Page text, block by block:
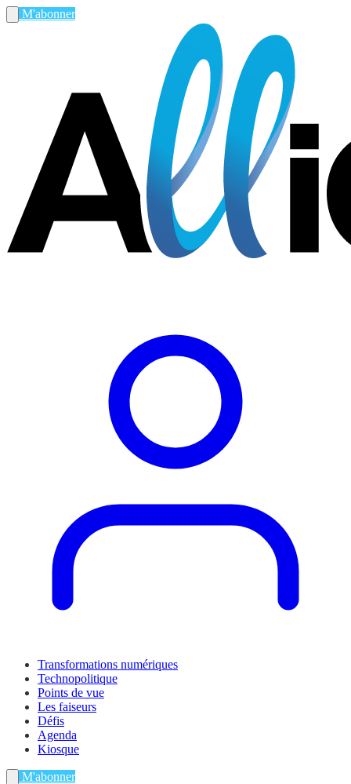
M'abonner
Transformations numériques
Technopolitique
Points de vue
Les faiseurs
Défis
Agenda
Kiosque
M'abonner